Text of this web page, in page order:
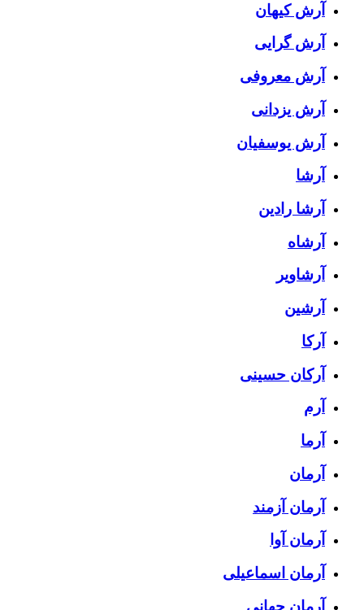
آرش کیهان
آرش گرایی
آرش معروفی
آرش یزدانی
آرش یوسفیان
آرشا
آرشا رادین
آرشاه
آرشاویر
آرشین
آرکا
آرکان حسینی
آرم
آرما
آرمان
آرمان آزمند
آرمان آوا
آرمان اسماعیلی
آرمان جهانی